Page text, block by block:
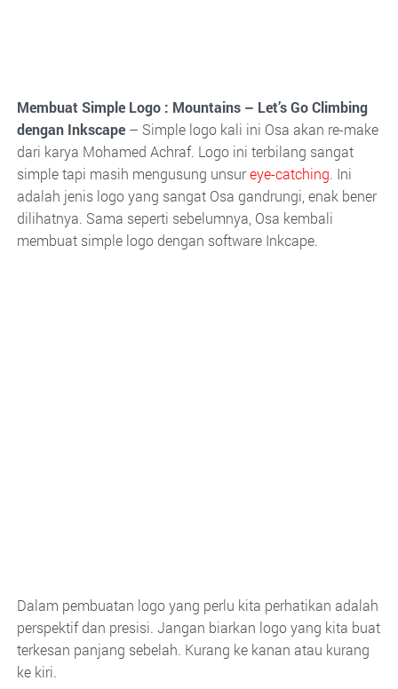
Membuat Simple Logo : Mountains – Let’s Go Climbing
dengan Inkscape – Simple logo kali ini Osa akan re-make
dari karya Mohamed Achraf. Logo ini terbilang sangat
simple tapi masih mengusung unsureye-catching. Ini
adalah jenis logo yang sangat Osa gandrungi, enak bener
dilihatnya. Sama seperti sebelumnya, Osa kembali
membuat simple logo dengan software Inkcape.
Dalam pembuatan logo yang perlu kita perhatikan adalah
perspektif dan presisi. Jangan biarkan logo yang kita buat
terkesan panjang sebelah. Kurang ke kanan atau kurang
ke kiri.